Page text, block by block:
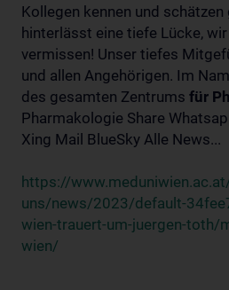
Kollegen kennen und
hinterlässt eine tiefe Lücke,
vermissen! Unser tiefes
und allen Angehörigen. Im
des gesamten Zentrums für
Pharmakologie Share
Xing Mail BlueSky Alle News...
https://
uns/news/2023/default-
wien-trauert-um-juergen-toth/
wien/